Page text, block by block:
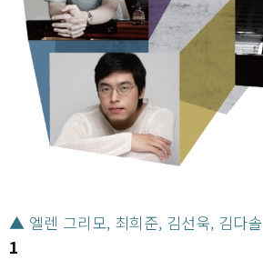
▲ 엘렌 그리모, 최희준, 김선욱, 김다솔
1